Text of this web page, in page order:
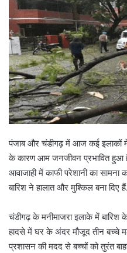
पंजाब और चंडीगढ़ में आज कई इलाकों में
के कारण आम जनजीवन प्रभावित हुआ
आवाजाही में काफी परेशानी का
बारिश ने हालात और मुश्किल बना दिए हैं.
चंडीगढ़ के मनीमाजरा इलाके में
हादसे में घर के अंदर मौजूद तीन बच्चे
प्रशासन की मदद से बच्चों को तुरंत